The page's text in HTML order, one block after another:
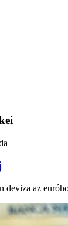
deviza az